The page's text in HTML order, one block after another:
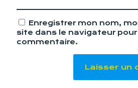
Enregistrer mon nom,
site dans le navigateur
commentaire.